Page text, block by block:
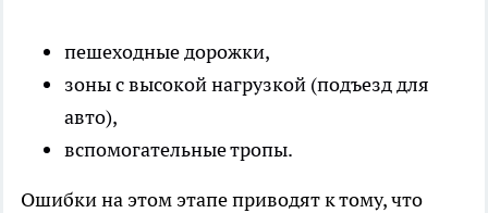
пешеходные дорожки,
зоны с высокой нагрузкой (подъезд для
авто),
вспомогательные тропы.
Ошибки на этом этапе приводят к тому, что